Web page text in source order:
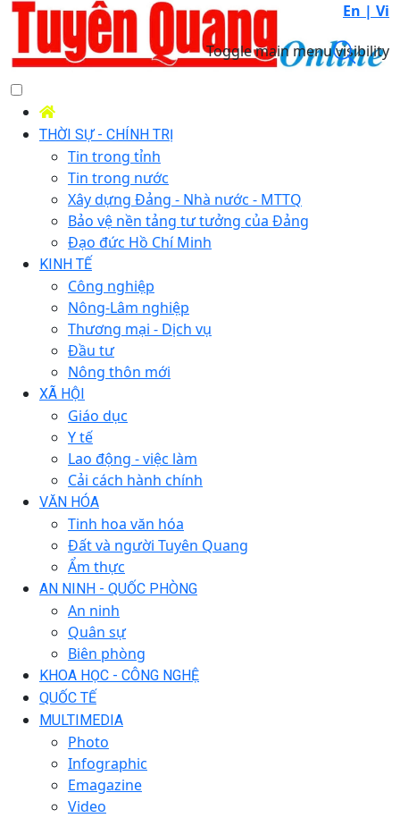
En | Vi
Toggle main menu visibility
THỜI SỰ - CHÍNH TRỊ
Tin trong tỉnh
Tin trong nước
Xây dựng Đảng - Nhà nước - MTTQ
Bảo vệ nền tảng tư tưởng của Đảng
Đạo đức Hồ Chí Minh
KINH TẾ
Công nghiệp
Nông-Lâm nghiệp
Thương mại - Dịch vụ
Đầu tư
Nông thôn mới
XÃ HỘI
Giáo dục
Y tế
Lao động - việc làm
Cải cách hành chính
VĂN HÓA
Tinh hoa văn hóa
Đất và người Tuyên Quang
Ẩm thực
AN NINH - QUỐC PHÒNG
An ninh
Quân sự
Biên phòng
KHOA HỌC - CÔNG NGHỆ
QUỐC TẾ
MULTIMEDIA
Photo
Infographic
Emagazine
Video